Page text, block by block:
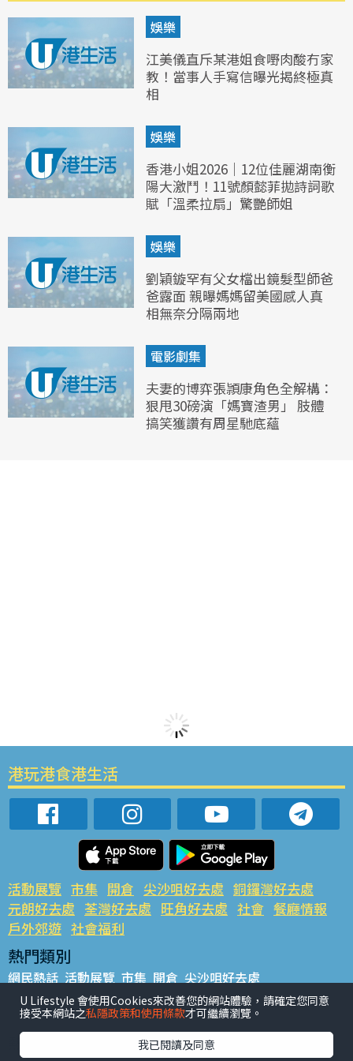
娛樂
江美儀直斥某港姐食嘢肉酸冇家
教！當事人手寫信曝光揭終極真
相
娛樂
香港小姐2026｜12位佳麗湖南衡
陽大激鬥！11號顏懿菲拋詩詞歌
賦「溫柔拉扇」驚艷師姐
娛樂
劉穎鏇罕有父女檔出鏡髮型師爸
爸露面 親曝媽媽留美國感人真
相無奈分隔兩地
電影劇集
夫妻的博弈張頴康角色全解構：
狠甩30磅演「媽寶渣男」 肢體
搞笑獲讚有周星馳底蘊
港玩港食港生活
活動展覽 市集 開倉 尖沙咀好去處 銅鑼灣好去處
元朗好去處 荃灣好去處 旺角好去處 社會 餐廳情報
戶外郊遊 社會福利
熱門類別
網民熱話 活動展覽 市集 開倉 尖沙咀好去處
銅鑼灣好去處 元朗好去處 荃灣好去處 旺角好去處 社會
餐廳情報 戶外郊遊
熱門標籤
U Lifestyle 會使用Cookies來改善您的網站體驗，請確定您同意
接受本網站之私隱政策和使用條款才可繼續瀏覽。
我已閱讀及同意